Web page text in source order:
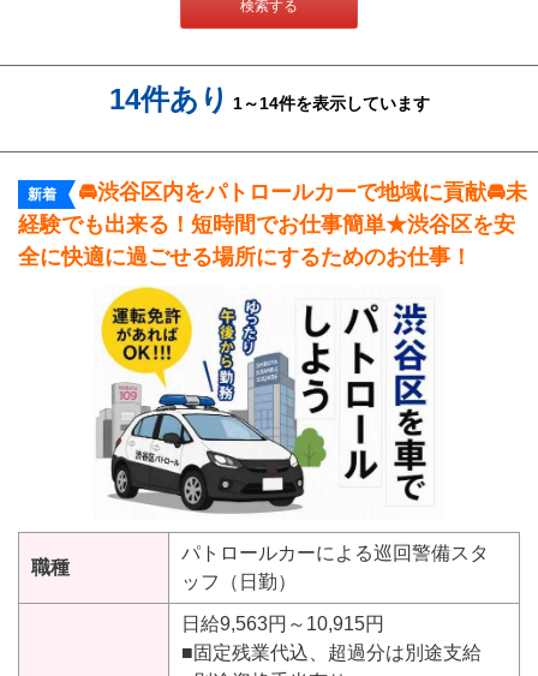
検索する
14件あり 1～14件を表示しています
新着
🚘渋谷区内をパトロールカーで地域に貢献🚘未
経験でも出来る！短時間でお仕事簡単★渋谷区を安
全に快適に過ごせる場所にするためのお仕事！
職種
パトロールカーによる巡回警備スタ
ッフ（日勤）
日給9,563円～10,915円
■固定残業代込、超過分は別途支給